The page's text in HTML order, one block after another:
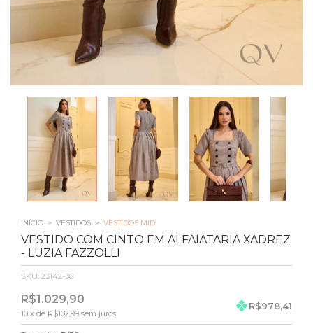
INÍCIO > VESTIDOS > VESTIDOS MIDI
VESTIDO COM CINTO EM ALFAIATARIA XADREZ
- LUZIA FAZZOLLI
SKU: 23142-38
R$1.029,90
10 x de R$102,99 sem juros
R$978,41